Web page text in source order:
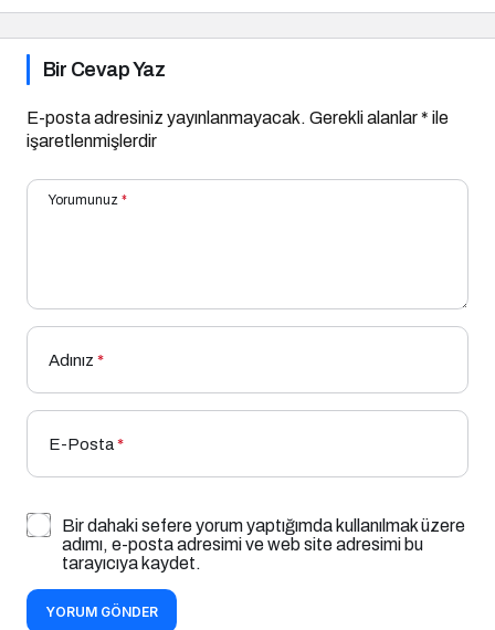
Bir Cevap Yaz
E-posta adresiniz yayınlanmayacak. Gerekli alanlar* ile
işaretlenmişlerdir
Yorumunuz *
Adınız *
E-Posta*
Bir dahaki sefere yorum yaptığımda kullanılmak üzere
adımı, e-posta adresimi ve web site adresimi bu
tarayıcıya kaydet.
YORUM GÖNDER